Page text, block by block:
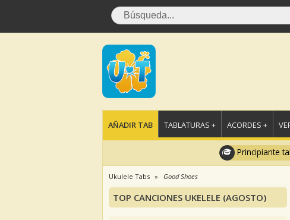
AÑADIR TAB TABLATURAS + ACORDES +
Principiante
Ukulele Tabs Good Shoes
TOP CANCIONES UKELELE (AGOSTO)